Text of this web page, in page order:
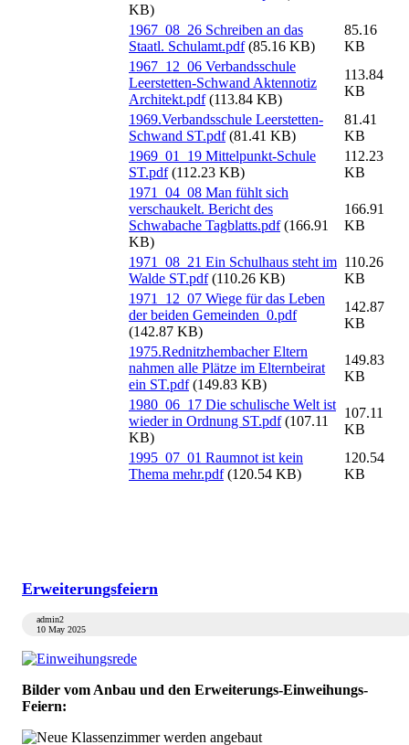
KB)
1967_08_26 Schreiben an das
Staatl. Schulamt.pdf (85.16 KB)
85.16
KB
1967_12_06 Verbandsschule
Leerstetten-Schwand Aktennotiz
Architekt.pdf (113.84 KB)
113.84
KB
1969.Verbandsschule Leerstetten-
Schwand ST.pdf (81.41 KB)
81.41
KB
1969_01_19 Mittelpunkt-Schule
ST.pdf (112.23 KB)
112.23
KB
1971_04_08 Man fühlt sich
verschaukelt. Bericht des
Schwabache Tagblatts.pdf (166.91
KB)
166.91
KB
1971_08_21 Ein Schulhaus steht im
Walde ST.pdf (110.26 KB)
110.26
KB
1971_12_07 Wiege für das Leben
der beiden Gemeinden_0.pdf
(142.87 KB)
142.87
KB
1975.Rednitzhembacher Eltern
nahmen alle Plätze im Elternbeirat
ein ST.pdf (149.83 KB)
149.83
KB
1980_06_17 Die schulische Welt ist
wieder in Ordnung ST.pdf (107.11
KB)
107.11
KB
1995_07_01 Raumnot ist kein
Thema mehr.pdf (120.54 KB)
120.54
KB
Erweiterungsfeiern
admin2
10 May 2025
Bilder vom Anbau und den Erweiterungs-Einweihungs-
Feiern: